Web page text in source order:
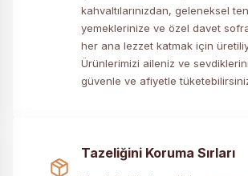
kahvaltılarınızdan, geleneksel
yemeklerinize ve özel davet
her ana lezzet katmak için
Ürünlerimizi aileniz ve
güvenle ve afiyetle
Tazeliğini Koruma Sırları